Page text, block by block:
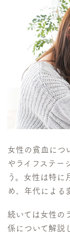
女性の貧血につ
やライフステー
う。女性は特に
め、年代による
続いては女性の
係について解説